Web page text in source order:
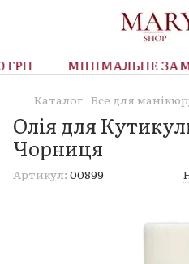
МІНІМАЛЬНЕ
Каталог Все для
Олія для
Чорниця
Артикул: 00899